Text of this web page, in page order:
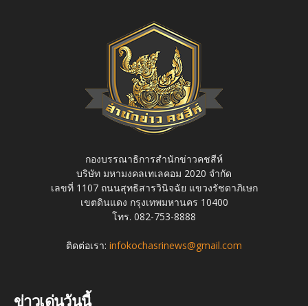
กองบรรณาธิการสำนักข่าวคชสีห์
บริษัท มหามงคลเทเลคอม 2020 จำกัด
เลขที่ 1107 ถนนสุทธิสารวินิจฉัย แขวงรัชดาภิเษก
เขตดินแดง กรุงเทพมหานคร 10400
โทร. 082-753-8888
ติดต่อเรา: infokochasrinews@gmail.com
ข่าวเด่นวันนี้